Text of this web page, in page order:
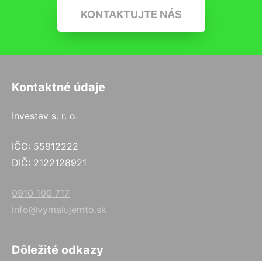
KONTAKTUJTE NÁS
Kontaktné údaje
Investav s. r. o.
IČO: 55912222
DIČ: 2122128921
0910 100 717
info@vymalujemto.sk
Dôležité odkazy